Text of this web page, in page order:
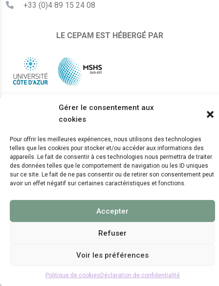
Gérer le consentement aux
cookies
Pour offrir les meilleures expériences, nous utilisons des technologies
telles que les cookies pour stocker et/ou accéder aux informations des
appareils. Le fait de consentir à ces technologies nous permettra de traiter
des données telles que le comportement de navigation ou les ID uniques
sur ce site. Le fait de ne pas consentir ou de retirer son consentement peut
avoir un effet négatif sur certaines caractéristiques et fonctions.
Accepter
Refuser
Voir les préférences
Politique de cookies Déclaration de confidentialité
+33 (0)4 89 15 24 08
LE CEPAM EST HÉBERGÉ PAR
© 2024 Copyright:CEPAM UMR7264, CNRS, CNRS